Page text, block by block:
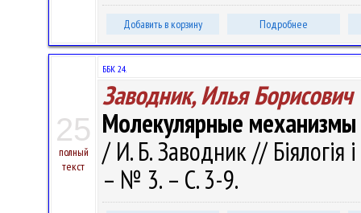
Добавить в корзину Подробнее
25
полный
текст
ББК 24.
Заводник, Илья Борисович
Молекулярные механизмы
/ И. Б. Заводник // Біялогія
– № 3. – С. 3-9.